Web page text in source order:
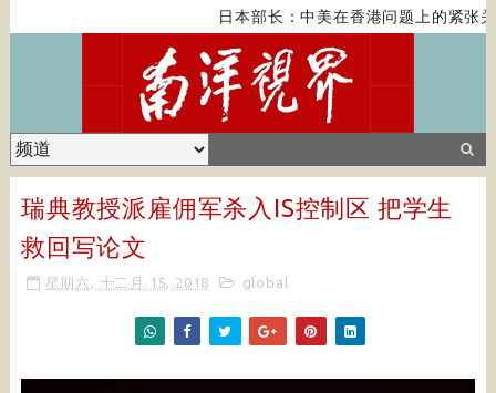
日本部长：中美在香港问题上的紧张关
瑞典教授派雇佣军杀入IS控制区 把学生
救回写论文
星期六, 十二月 15, 2018 global